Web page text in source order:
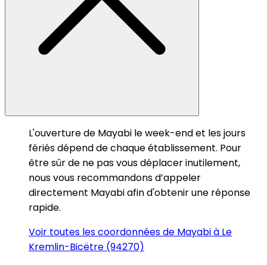
L'ouverture de Mayabi le week-end et les jours
fériés dépend de chaque établissement. Pour
être sûr de ne pas vous déplacer inutilement,
nous vous recommandons d’appeler
directement Mayabi afin d'obtenir une réponse
rapide.
Voir toutes les coordonnées de Mayabi à Le
Kremlin-Bicëtre (94270)